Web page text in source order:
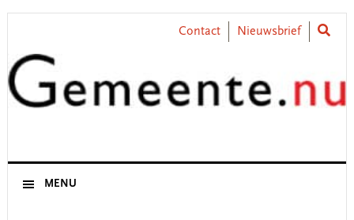
Skip
primary
navigation
Skip
content
Skip
primary
sidebar
Skip
footer
Contact Nieuwsbrief
MENU